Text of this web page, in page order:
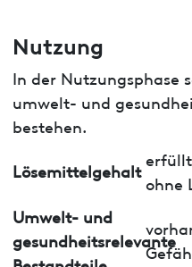
Nutzung
In der Nutzungsphase
umwelt- und
bestehen.
Lösemittelgehalt
ohne
Umwelt- und
gesundheitsrelevante